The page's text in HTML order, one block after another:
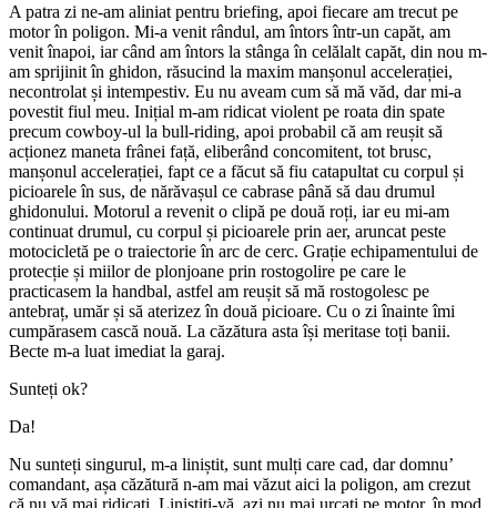
A patra zi ne-am aliniat pentru briefing, apoi fiecare am trecut pe
motor în poligon. Mi-a venit rândul, am întors într-un capăt, am
venit înapoi, iar când am întors la stânga în celălalt capăt, din nou m-
am sprijinit în ghidon, răsucind la maxim manșonul accelerației,
necontrolat și intempestiv. Eu nu aveam cum să mă văd, dar mi-a
povestit fiul meu. Inițial m-am ridicat violent pe roata din spate
precum cowboy-ul la bull-riding, apoi probabil că am reușit să
acționez maneta frânei față, eliberând concomitent, tot brusc,
manșonul accelerației, fapt ce a făcut să fiu catapultat cu corpul și
picioarele în sus, de nărăvașul ce cabrase până să dau drumul
ghidonului. Motorul a revenit o clipă pe două roți, iar eu mi-am
continuat drumul, cu corpul și picioarele prin aer, aruncat peste
motocicletă pe o traiectorie în arc de cerc. Grație echipamentului de
protecție și miilor de plonjoane prin rostogolire pe care le
practicasem la handbal, astfel am reușit să mă rostogolesc pe
antebraț, umăr și să aterizez în două picioare. Cu o zi înainte îmi
cumpărasem cască nouă. La căzătura asta își meritase toți banii.
Becte m-a luat imediat la garaj.
Sunteți ok?
Da!
Nu sunteți singurul, m-a liniștit, sunt mulți care cad, dar domnu’
comandant, așa căzătură n-am mai văzut aici la poligon, am crezut
că nu vă mai ridicați. Liniștiți-vă, azi nu mai urcați pe motor, în mod